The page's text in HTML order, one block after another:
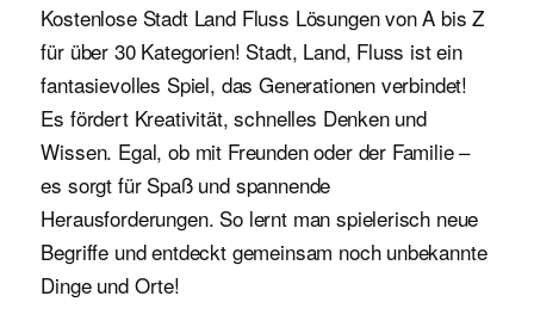
Kostenlose Stadt Land Fluss Lösungen von A bis Z
für über 30 Kategorien! Stadt, Land, Fluss ist ein
fantasievolles Spiel, das Generationen verbindet!
Es fördert Kreativität, schnelles Denken und
Wissen. Egal, ob mit Freunden oder der Familie –
es sorgt für Spaß und spannende
Herausforderungen. So lernt man spielerisch neue
Begriffe und entdeckt gemeinsam noch unbekannte
Dinge und Orte!